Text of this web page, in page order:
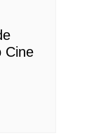
Cine